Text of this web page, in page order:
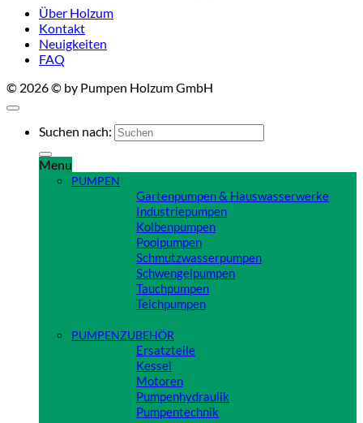
Über Holzum
Kontakt
Neuigkeiten
FAQ
© 2026 © by Pumpen Holzum GmbH
Suchen nach:
Menu
PUMPEN
Gartenpumpen & Hauswasserwerke
Industriepumpen
Kolbenpumpen
Poolpumpen
Schmutzwasserpumpen
Schwengelpumpen
Tauchpumpen
Teichpumpen
PUMPENZUBEHÖR
Ersatzteile
Kessel
Motoren
Pumpenhydraulik
Pumpentechnik